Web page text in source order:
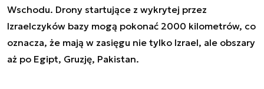
Wschodu. Drony startujące z wykrytej przez
Izraelczyków bazy mogą pokonać 2000 kilometrów, co
oznacza, że mają w zasięgu nie tylko Izrael, ale obszary
aż po Egipt, Gruzję, Pakistan.